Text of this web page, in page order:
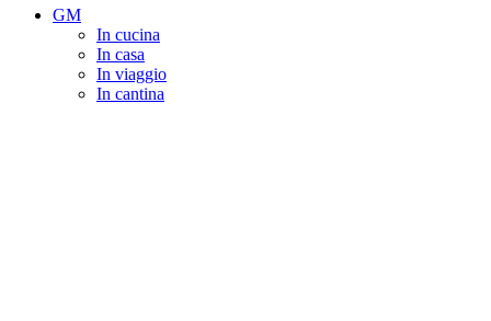
GM
In cucina
In casa
In viaggio
In cantina